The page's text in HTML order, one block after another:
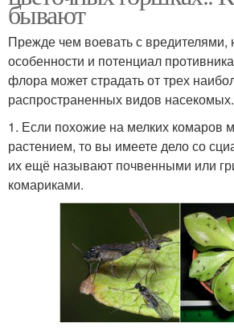
бывают
Прежде чем воевать с вредителями,
особенности и потенциал
флора может страдать от трех
распространенных видов насекомых.
1. Если похожие на мелких комаров
растением, то вы имеете дело со
их ещё называют почвенными или
комариками.